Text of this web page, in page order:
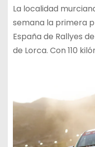
La localidad
semana la primera
España de Rallyes
de Lorca. Con 110